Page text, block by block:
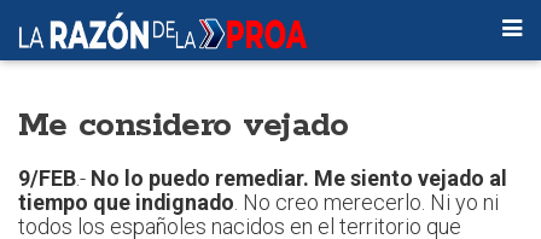
Me considero vejado
9/FEB.- No lo puedo remediar. Me siento vejado al
tiempo que indignado . No creo merecerlo. Ni yo ni
todos los españoles nacidos en el territorio que